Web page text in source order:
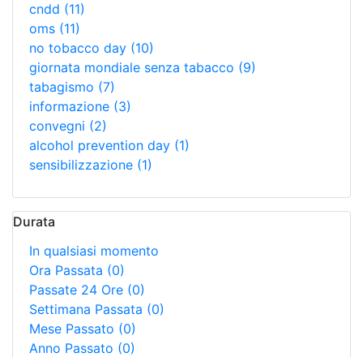
cndd (11)
oms (11)
no tobacco day (10)
giornata mondiale senza tabacco (9)
tabagismo (7)
informazione (3)
convegni (2)
alcohol prevention day (1)
sensibilizzazione (1)
Durata
In qualsiasi momento
Ora Passata (0)
Passate 24 Ore (0)
Settimana Passata (0)
Mese Passato (0)
Anno Passato (0)